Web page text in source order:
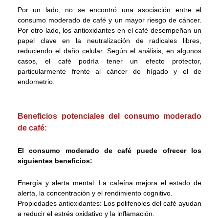
Por un lado, no se encontró una asociación entre el
consumo moderado de café y un mayor riesgo de cáncer.
Por otro lado, los antioxidantes en el café desempeñan un
papel clave en la neutralización de radicales libres,
reduciendo el daño celular. Según el análisis, en algunos
casos, el café podría tener un efecto protector,
particularmente frente al cáncer de hígado y el de
endometrio.
Beneficios potenciales del consumo moderado
de café:
El consumo moderado de café puede ofrecer los
siguientes beneficios:
Energía y alerta mental: La cafeína mejora el estado de
alerta, la concentración y el rendimiento cognitivo.
Propiedades antioxidantes: Los polifenoles del café ayudan
a reducir el estrés oxidativo y la inflamación.